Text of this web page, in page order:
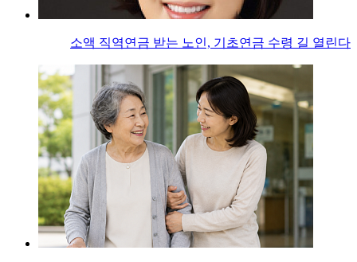
소액 직역연금 받는 노인, 기초연금 수령 길 열린다